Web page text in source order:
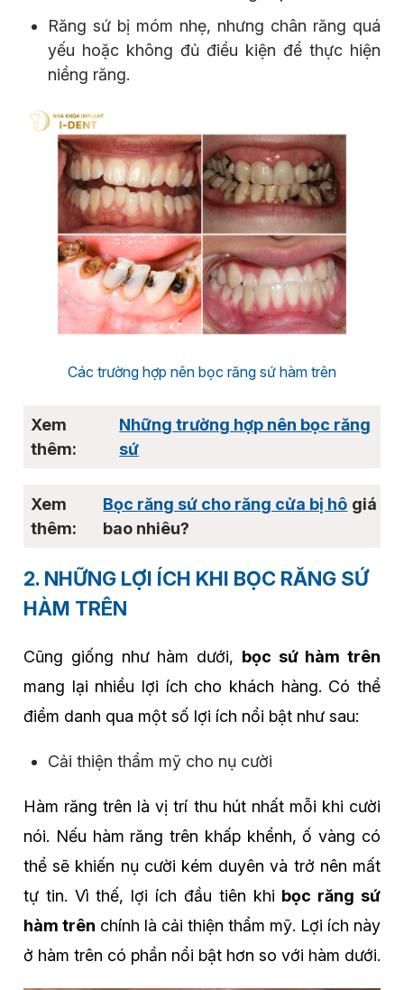
Răng sứ bị móm nhẹ, nhưng chân răng quá
yếu hoặc không đủ điều kiện để thực hiện
niềng răng.
Các trường hợp nên bọc răng sứ hàm trên
Những trường hợp nên bọc răng
sứ
Bọc răng sứ cho răng cửa bị hô giá
bao nhiêu?
2. NHỮNG LỢI ÍCH KHI BỌC RĂNG SỨ
HÀM TRÊN
Cũng giống như hàm dưới, bọc sứ hàm trên
mang lại nhiều lợi ích cho khách hàng. Có thể
điểm danh qua một số lợi ích nổi bật như sau:
Cải thiện thẩm mỹ cho nụ cười
Hàm răng trên là vị trí thu hút nhất mỗi khi cười
nói. Nếu hàm răng trên khấp khểnh, ố vàng có
thể sẽ khiến nụ cười kém duyên và trở nên mất
tự tin. Vì thế, lợi ích đầu tiên khi bọc răng sứ
hàm trên chính là cải thiện thẩm mỹ. Lợi ích này
ở hàm trên có phần nổi bật hơn so với hàm dưới.